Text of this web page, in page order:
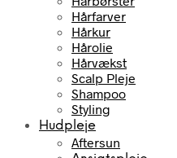
Hårfarver
Hårkur
Hårolie
Hårvækst
Scalp Pleje
Shampoo
Styling
Hudpleje
Aftersun